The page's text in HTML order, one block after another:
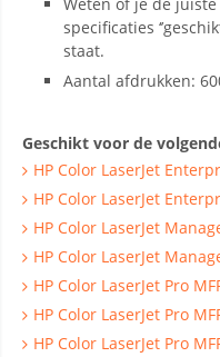
specificaties
staat.
Aantal afdrukken:
Geschikt voor de
HP Color LaserJet
HP Color LaserJet
HP Color LaserJet
HP Color LaserJet
HP Color LaserJet Pro
HP Color LaserJet Pro
HP Color LaserJet Pro